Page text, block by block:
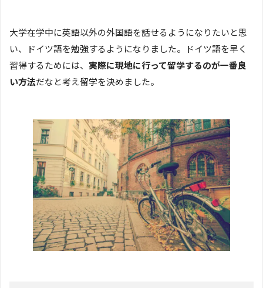
大学在学中に英語以外の外国語を話せるようになりたいと思
い、ドイツ語を勉強するようになりました。ドイツ語を早く
習得するためには、 実際に現地に行って留学するのが一番良
い方法だなと考え留学を決めました。